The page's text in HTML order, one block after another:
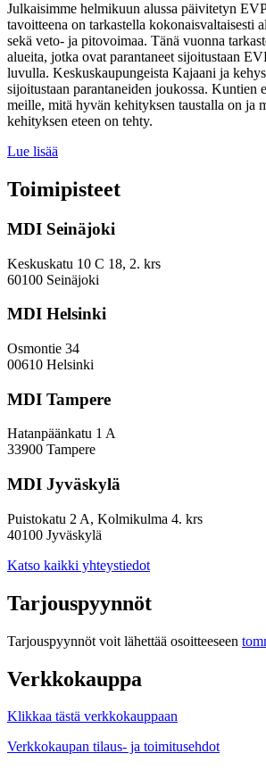
Julkaisimme helmikuun alussa päivitetyn
tavoitteena on tarkastella kokonaisvaltaisesti
sekä veto- ja pitovoimaa. Tänä vuonna
alueita, jotka ovat parantaneet sijoitustaan
luvulla. Keskuskaupungeista Kajaani ja
sijoitustaan parantaneiden joukossa. Kuntien
meille, mitä hyvän kehityksen taustalla on ja
kehityksen eteen on tehty.
Lue lisää
ja
kehyskunnat
parantaa
EVP-
indeksissä?
Toimipisteet
MDI Seinäjoki
Keskuskatu 10 C 18, 2. krs
60100 Seinäjoki
MDI Helsinki
Osmontie 34
00610 Helsinki
MDI Tampere
Hatanpäänkatu 1 A
33900 Tampere
MDI Jyväskylä
Puistokatu 2 A, Kolmikulma 4. krs
40100 Jyväskylä
Katso kaikki yhteystiedot
Tarjouspyynnöt
Tarjouspyynnöt voit lähettää osoitteeseen
Verkkokauppa
Klikkaa tästä verkkokauppaan
Verkkokaupan tilaus- ja toimitusehdot